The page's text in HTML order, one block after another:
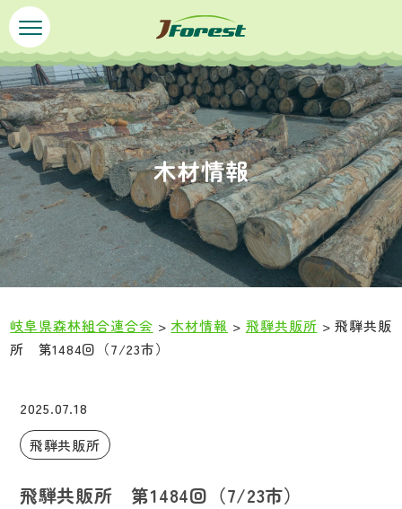
ペ
ー
ジ
の
先
頭
で
す
。
メ
ニ
ュ
ー
を
飛
ば
し
て
本
文
へ
木材情報
岐阜県森林組合連合会 >木材情報 > 飛騨共販所 >飛騨共販
所 第1484回（7/23市）
2025.07.18
飛騨共販所
飛騨共販所 第1484回（7/23市）